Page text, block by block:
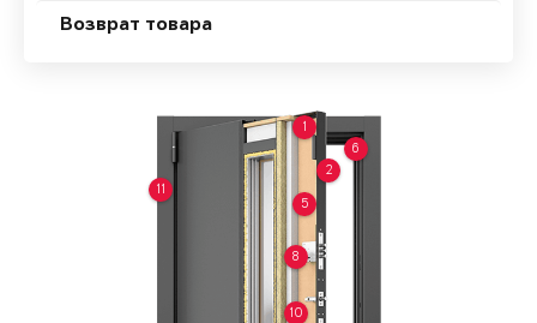
Возврат товара
1
2
5
6
8
10
11